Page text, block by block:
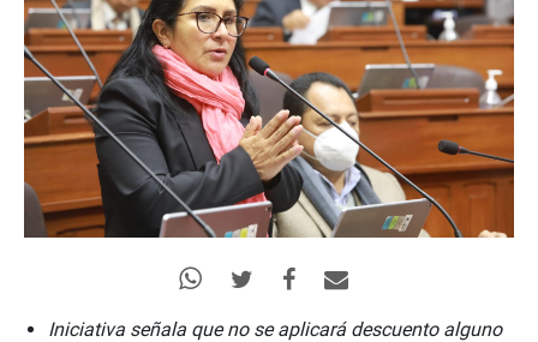
Iniciativa señala que no se aplicará descuento alguno